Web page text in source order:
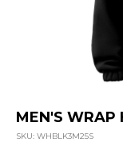
MEN'S WRAP
SKU: WHBLK3M25S